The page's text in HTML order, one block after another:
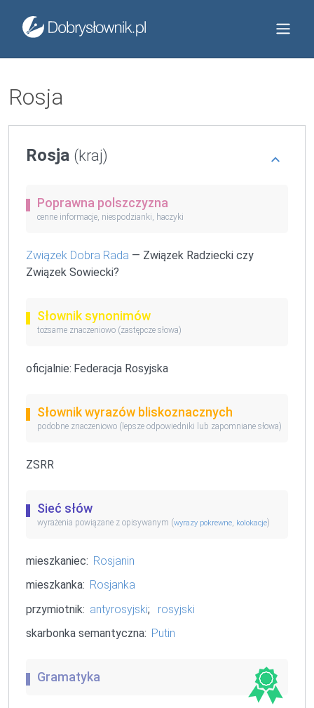
Rosja
Rosja (kraj)
Poprawna polszczyzna
cenne informacje, niespodzianki, haczyki
Związek Dobra Rada — Związek Radziecki czy
Związek Sowiecki?
Słownik synonimów
tożsame znaczeniowo (zastępcze słowa)
oficjalnie: Federacja Rosyjska
Słownik wyrazów bliskoznacznych
podobne znaczeniowo (lepsze odpowiedniki lub zapomniane słowa)
ZSRR
Sieć słów
wyrażenia powiązane z opisywanym (wyrazy pokrewne, kolokacje)
mieszkaniec: Rosjanin
mieszkanka: Rosjanka
przymiotnik: antyrosyjski;
rosyjski
skarbonka semantyczna: Putin
Gramatyka